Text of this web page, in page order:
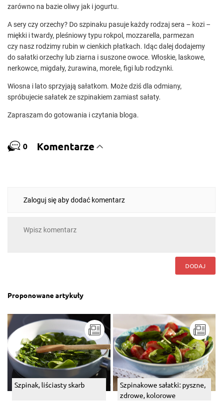
zarówno na bazie oliwy jak i jogurtu.
A sery czy orzechy? Do szpinaku pasuje każdy rodzaj sera – kozi –
miękki i twardy, pleśniowy typu rokpol, mozzarella, parmezan
czy nasz rodzimy rubin w cienkich płatkach. Idąc dalej dodajemy
do sałatki orzechy lub ziarna i suszone owoce. Włoskie, laskowe,
nerkowce, migdały, żurawina, morele, figi lub rodzynki.
Wiosna i lato sprzyjają sałatkom. Może dziś dla odmiany,
spróbujecie sałatek ze szpinakiem zamiast sałaty.
Zapraszam do gotowania i czytania bloga.
0 Komentarze
Zaloguj się aby dodać komentarz
DODAJ
Proponowane artykuły
Szpinak, liściasty skarb
Szpinakowe sałatki: pyszne,
zdrowe, kolorowe